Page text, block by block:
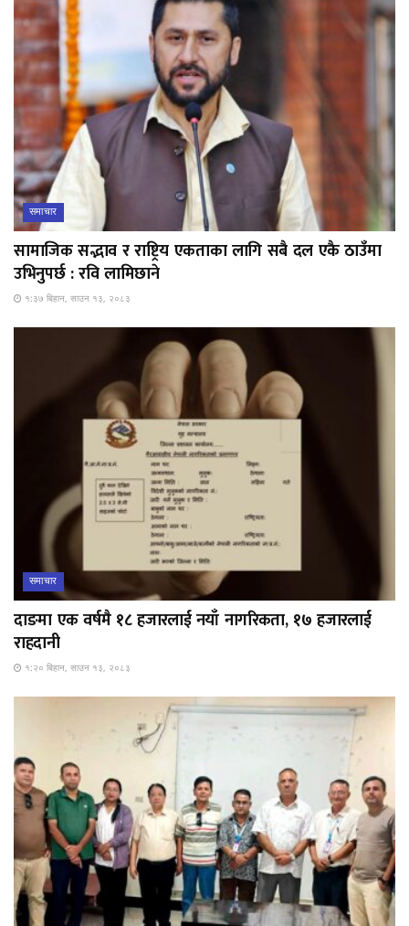
समाचार
सामाजिक सद्भाव र राष्ट्रिय एकताका लागि सबै दल एकै ठाउँमा
उभिनुपर्छ : रवि लामिछाने
१:३७ बिहान, साउन १३, २०८३
समाचार
दाङमा एक वर्षमै १८ हजारलाई नयाँ नागरिकता, १७ हजारलाई
राहदानी
१:२० बिहान, साउन १३, २०८३